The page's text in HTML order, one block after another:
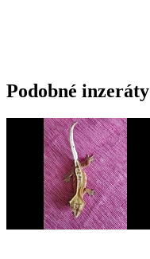
Podobné inzeráty